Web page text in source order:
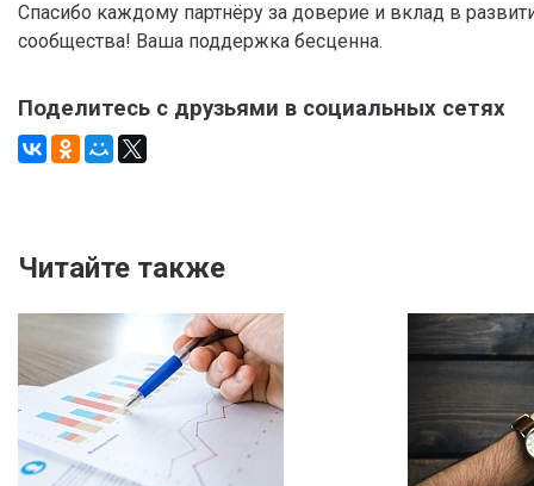
Спасибо каждому партнёру за доверие и вклад в
сообщества! Ваша поддержка бесценна.
Поделитесь с друзьями в социальных сетях
Читайте также